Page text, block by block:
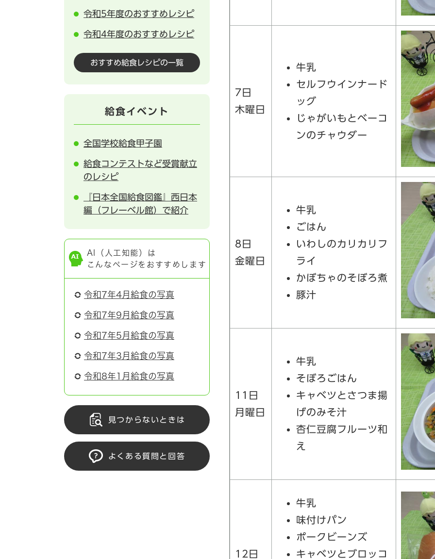
7日
木曜日
牛乳
セルフウインナード
ッグ
じゃがいもとベーコ
ンのチャウダー
8日
金曜日
牛乳
ごはん
いわしのカリカリフ
ライ
かぼちゃのそぼろ煮
豚汁
11日
月曜日
牛乳
そぼろごはん
キャベツとさつま揚
げのみそ汁
杏仁豆腐フルーツ和
え
12日
牛乳
味付けパン
ポークビーンズ
キャベツとブロッコ
令和5年度のおすすめレシピ
令和4年度のおすすめレシピ
おすすめ給食レシピの一覧
給食イベント
全国学校給食甲子園
給食コンテストなど受賞献立
のレシピ
『日本全国給食図鑑』西日本
編（フレーベル館）で紹介
AI（人工知能）は
こんなページをおすすめします
令和7年4月給食の写真
令和7年9月給食の写真
令和7年5月給食の写真
令和7年3月給食の写真
令和8年1月給食の写真
見つからないときは
よくある質問と回答